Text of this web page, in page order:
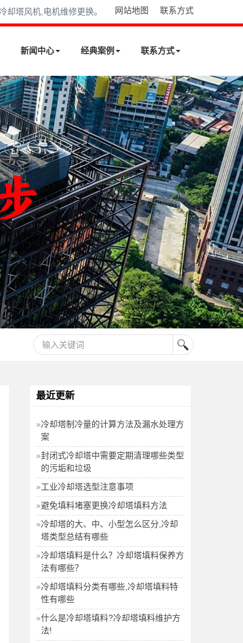
塔风机,电机维修更换。 网站地图 联系方式
新闻中心 经典案例 联系方式
最近更新
冷却塔制冷量的计算方法及漏水处理方
案
封闭式冷却塔中需要定期清理哪些类型
的污垢和垃圾
工业冷却塔选型注意事项
避免填料堵塞更换冷却塔填料方法
冷却塔的大、中、小型怎么区分,冷却
塔类型总结有哪些
冷却塔填料是什么？冷却塔填料保养方
法有哪些？
冷却塔填料分类有哪些,冷却塔填料特
性有哪些
什么是冷却塔填料?冷却塔填料维护方
法!